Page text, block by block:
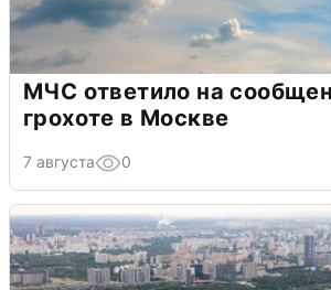
МЧС ответило на
грохоте в Москве
7 августа 0